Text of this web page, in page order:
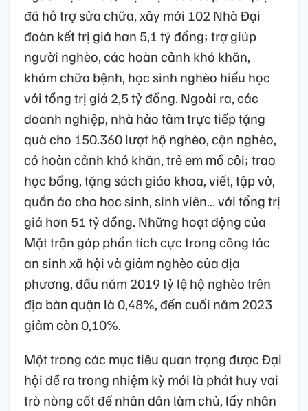
đã hỗ trợ sửa chữa, xây mới 102 Nhà Đại
đoàn kết trị giá hơn 5,1 tỷ đồng; trợ giúp
người nghèo, các hoàn cảnh khó khăn,
khám chữa bệnh, học sinh nghèo hiếu học
với tổng trị giá 2,5 tỷ đồng. Ngoài ra, các
doanh nghiệp, nhà hảo tâm trực tiếp tặng
quà cho 150.360 lượt hộ nghèo, cận nghèo,
có hoàn cảnh khó khăn, trẻ em mồ côi; trao
học bổng, tặng sách giáo khoa, viết, tập vở,
quần áo cho học sinh, sinh viên… với tổng trị
giá hơn 51 tỷ đồng. Những hoạt động của
Mặt trận góp phần tích cực trong công tác
an sinh xã hội và giảm nghèo của địa
phương, đầu năm 2019 tỷ lệ hộ nghèo trên
địa bàn quận là 0,48%, đến cuối năm 2023
giảm còn 0,10%.
Một trong các mục tiêu quan trọng được Đại
hội đề ra trong nhiệm kỳ mới là phát huy vai
trò nòng cốt để nhân dân làm chủ, lấy nhân